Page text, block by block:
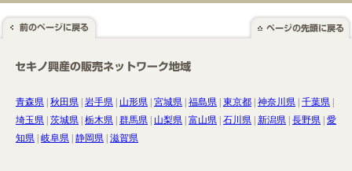
青森県 | 秋田県 | 岩手県 | 山形県 | 宮城県 | 福島県 | 東京都 | 神奈川県 | 千葉県 |
埼玉県 | 茨城県 | 栃木県 | 群馬県 | 山梨県 | 富山県 | 石川県 | 新潟県 | 長野県 | 愛
知県 | 岐阜県 | 静岡県 | 滋賀県